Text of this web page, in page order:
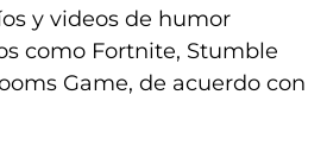
y videos de humor
como Fortnite, Stumble
Game, de acuerdo con